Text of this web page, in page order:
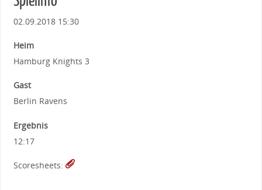
02.09.2018 15:30
Heim
Hamburg Knights 3
Gast
Berlin Ravens
Ergebnis
12:17
Scoresheets: